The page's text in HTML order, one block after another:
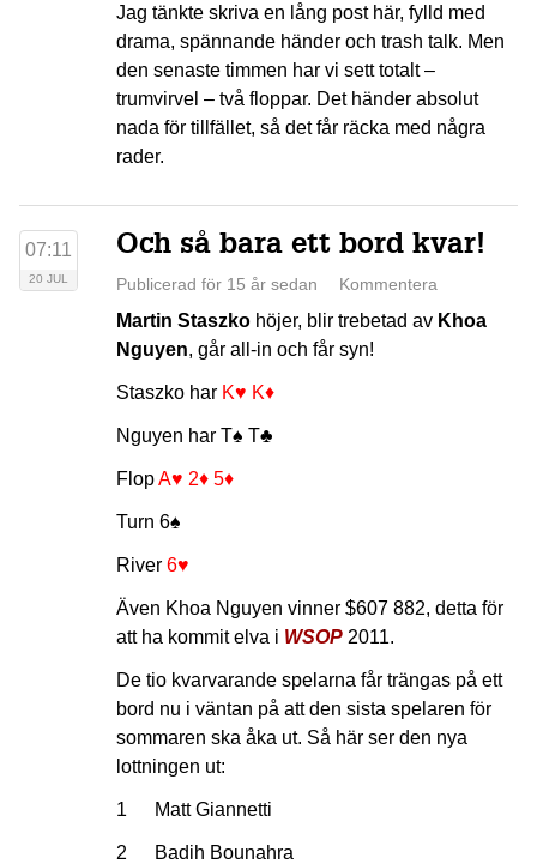
Jag tänkte skriva en lång post här, fylld med
drama, spännande händer och trash talk. Men
den senaste timmen har vi sett totalt –
trumvirvel – två floppar. Det händer absolut
nada för tillfället, så det får räcka med några
rader.
07:11
20 JUL
Och så bara ett bord kvar!
Publicerad för 15 år sedan Kommentera
Martin Staszkohöjer, blir trebetad av Khoa
Nguyen, går all-in och får syn!
Staszko har K♥ K♦
Nguyen har T♠ T♣
FlopA♥ 2♦ 5♦
Turn 6♠
River 6♥
Även Khoa Nguyen vinner $607 882, detta för
att ha kommit elva i WSOP2011.
De tio kvarvarande spelarna får trängas på ett
bord nu i väntan på att den sista spelaren för
sommaren ska åka ut. Så här ser den nya
lottningen ut:
1 Matt Giannetti
2
Badih Bounahra